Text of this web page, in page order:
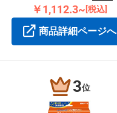
￥1,112.3~ [税込]
商品詳細ページへ
3位